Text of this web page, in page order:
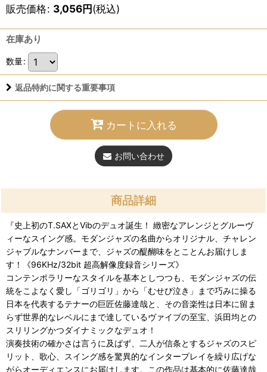
販売価格: 3,056円(税込)
在庫あり
数量:
返品特約に関する重要事項
カートに入れる
お問い合わせ
商品詳細
『史上初のT.SAXとVibのデュオ誕生！ 緻密なアレンジとグルーヴ
ィーなスイング感。モダンジャズの名曲からオリジナル、チャレン
ジャブルなナンバーまで、ジャズの醍醐味をとことんお届けしま
す！《96KHz/32bit 超高解像度録音シリーズ》
コンテンポラリーなスタイルを基本としつつも、モダンジャズの伝
統をこよなく愛し「ゴリゴリ」から「むせび泣き」まで巧みに操る
日本を代表するテナーの巨匠佐藤達哉と、その音楽性は日本に留ま
らず世界的なレベルにまで達しているヴァイブの至宝、浜田均との
スリリングかつダイナミックなデュオ！
演奏技術の確かさは言うに及ばず、二人が信条とするジャズのスピ
リット、歌心、スイング感を驚異的なインタープレイを繰り広げな
がらオーディエンスにお届けします。この作品は基本的に佐藤達哉